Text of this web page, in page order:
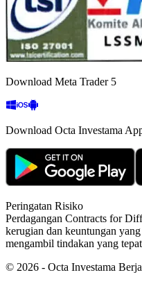
Download Meta Trader 5
Download Octa Investama
Peringatan Risiko
Perdagangan Contracts for
kerugian dan keuntungan
mengambil tindakan yang
© 2026 - Octa Investama